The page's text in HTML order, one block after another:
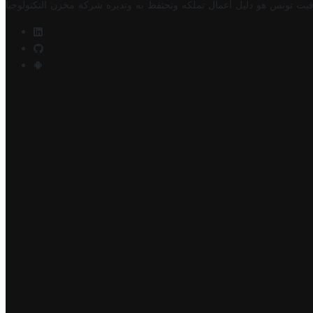
تونس هو دليل أعمال تملكه وتحتفظ به وتديره شركة مخزن التكنولوجيا